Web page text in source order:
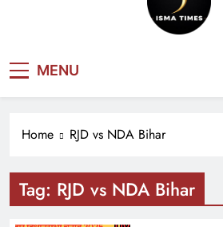
NEWS
MENU
Home RJD vs NDA Bihar
Tag: RJD vs NDA Bihar